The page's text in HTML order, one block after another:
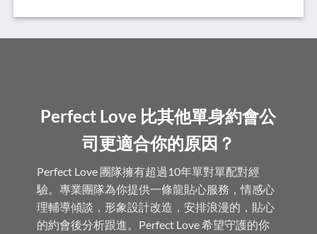
Perfect Love 比其他單身約會公
司更適合你的原因？
Perfect Love 團隊擁有超過10年單對單配對經
驗。專業團隊為你提供一條龍貼心服務，情感心
理輔導傾談，形象設計改造，安排浪漫的，貼心
的約會後分析跟進。Perfect Love 希望守護的你